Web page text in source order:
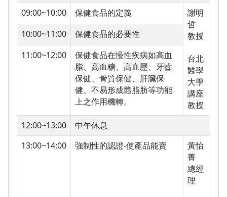
09:00~10:00
保健食品的定義
謝明
哲
教授
台北
醫學
大學
講座
教授
10:00~11:00
保健食品的必要性
11:00~12:00
保健食品在慢性疾病如高血
脂、高血糖、高血壓、牙齒
保健、骨質保健、肝臟保
健、不易形成體脂肪等功能
上之作用機轉。
12:00~13:00
中午休息
13:00~14:00
強制性的認證-使產品能賣
黃怡
菁
總經
理